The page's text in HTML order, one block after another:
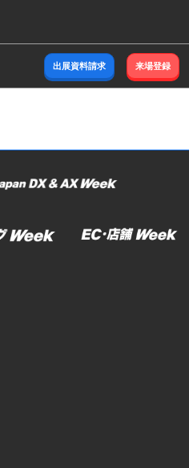
出展資料請求 来場登録